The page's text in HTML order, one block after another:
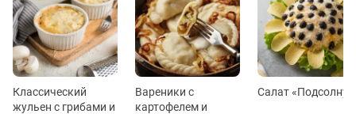
Классический
жульен с грибами и
Вареники с
картофелем и
Салат